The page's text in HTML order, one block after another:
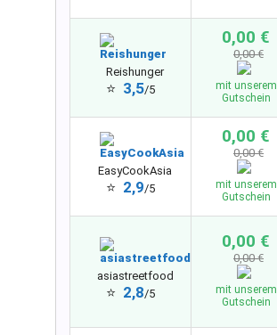
Reishunger
⭐ 3,5/5
0,00 €
0,00 €
mit unserem
Gutschein
EasyCookAsia
⭐ 2,9/5
0,00 €
0,00 €
mit unserem
Gutschein
asiastreetfood
⭐ 2,8/5
0,00 €
0,00 €
mit unserem
Gutschein